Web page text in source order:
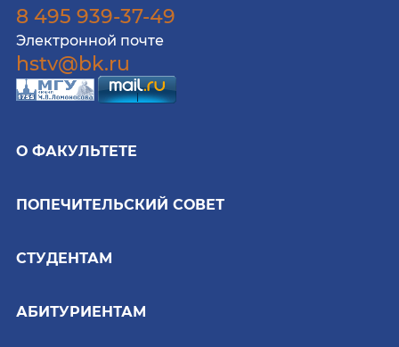
8 495 939-37-49
Электронной почте
hstv@bk.ru
О ФАКУЛЬТЕТЕ
ПОПЕЧИТЕЛЬСКИЙ СОВЕТ
СТУДЕНТАМ
АБИТУРИЕНТАМ